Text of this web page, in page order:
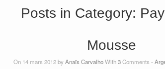
Posts in Category:
Mousse
On 14 mars 2012 byAnaïs CarvalhoWith3Comments -